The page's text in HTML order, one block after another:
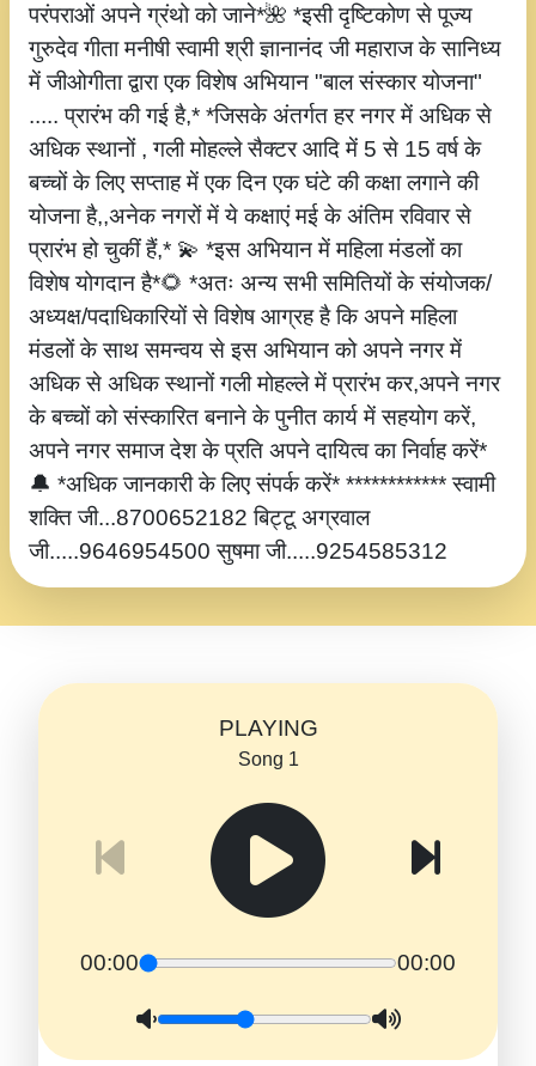
परंपराओं अपने ग्रंथो को जाने*🌺 *इसी दृष्टिकोण से पूज्य
गुरुदेव गीता मनीषी स्वामी श्री ज्ञानानंद जी महाराज के सानिध्य
में जीओगीता द्वारा एक विशेष अभियान "बाल संस्कार योजना"
..... प्रारंभ की गई है,* *जिसके अंतर्गत हर नगर में अधिक से
अधिक स्थानों , गली मोहल्ले सैक्टर आदि में 5 से 15 वर्ष के
बच्चों के लिए सप्ताह में एक दिन एक घंटे की कक्षा लगाने की
योजना है,,अनेक नगरों में ये कक्षाएं मई के अंतिम रविवार से
प्रारंभ हो चुकीं हैं,* 💫 *इस अभियान में महिला मंडलों का
विशेष योगदान है*🌻 *अतः अन्य सभी समितियों के संयोजक/
अध्यक्ष/पदाधिकारियों से विशेष आग्रह है कि अपने महिला
मंडलों के साथ समन्वय से इस अभियान को अपने नगर में
अधिक से अधिक स्थानों गली मोहल्ले में प्रारंभ कर,अपने नगर
के बच्चों को संस्कारित बनाने के पुनीत कार्य में सहयोग करें,
अपने नगर समाज देश के प्रति अपने दायित्व का निर्वाह करें*
🔔 *अधिक जानकारी के लिए संपर्क करें* ************ स्वामी
शक्ति जी...8700652182 बिट्टू अग्रवाल
जी.....9646954500 सुषमा जी.....9254585312
PLAYING
Song 1
00:00 00:00